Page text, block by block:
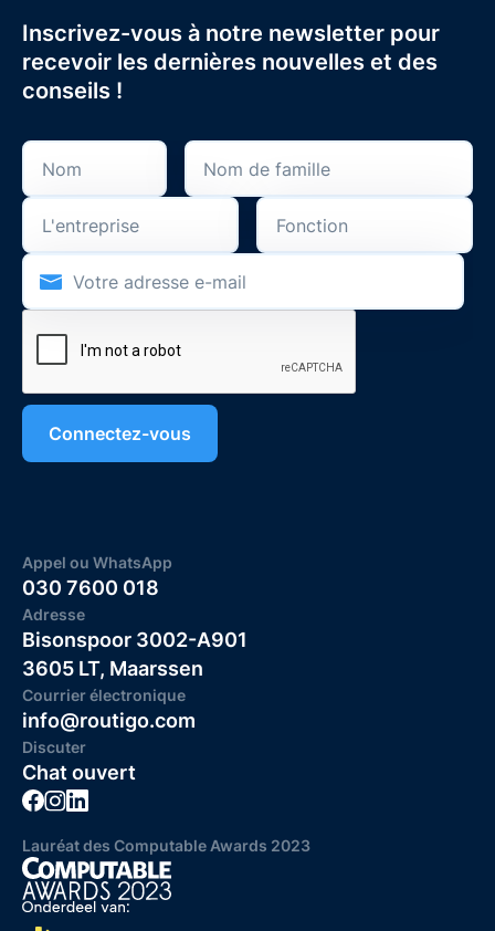
Inscrivez-vous à notre newsletter pour
recevoir les dernières nouvelles et des
conseils !
Appel ou WhatsApp
030 7600 018
Adresse
Bisonspoor 3002-A901
3605 LT, Maarssen
Courrier électronique
info@routigo.com
Discuter
Chat ouvert
Lauréat des Computable Awards 2023